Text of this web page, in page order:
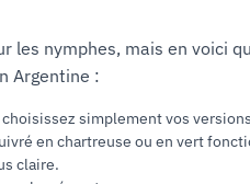
les nymphes, mais en voici
Argentine :
simplement vos
en chartreuse ou en vert
claire.